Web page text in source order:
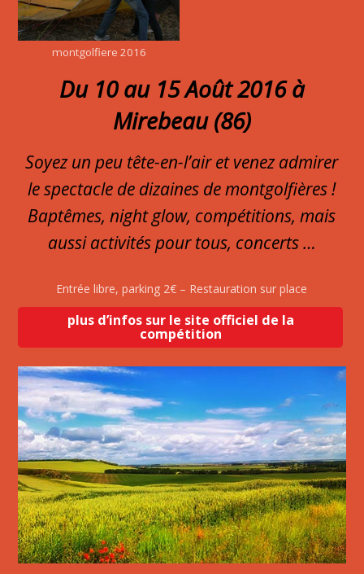
montgolfiere 2016
Du 10 au 15 Août 2016 à
Mirebeau (86)
Soyez un peu tête-en-l’air et venez admirer
le spectacle de dizaines de montgolfières !
Baptêmes, night glow, compétitions, mais
aussi activités pour tous, concerts …
Entrée libre, parking 2€ – Restauration sur place
plus d’infos sur le site officiel de la
compétition